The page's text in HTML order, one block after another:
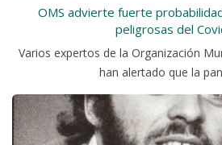
OMS advierte fuerte
peligrosas del
Varios expertos de la Organización
han alertado que la